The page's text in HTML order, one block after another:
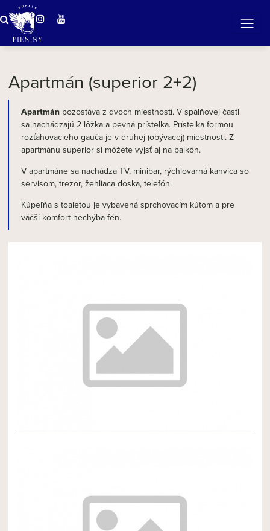
Zázračná voda v Pieninách
Apartmán (superior 2+2)
Apartmán pozostáva z dvoch miestností. V spálňovej časti
sa nachádzajú 2 lôžka a pevná prístelka. Prístelka formou
rozťahovacieho gauča je v druhej (obývacej) miestnosti. Z
apartmánu superior si môžete vyjsť aj na balkón.
V apartmáne sa nachádza TV, minibar, rýchlovarná kanvica so
servisom, trezor, žehliaca doska, telefón.
Kúpeľňa s toaletou je vybavená sprchovacím kútom a pre
väčší komfort nechýba fén.